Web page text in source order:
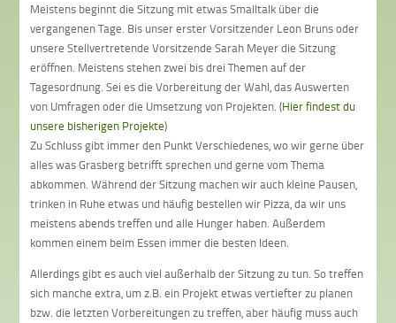
Meistens beginnt die Sitzung mit etwas Smalltalk über die
vergangenen Tage. Bis unser erster Vorsitzender Leon Bruns oder
unsere Stellvertretende Vorsitzende Sarah Meyer die Sitzung
eröffnen. Meistens stehen zwei bis drei Themen auf der
Tagesordnung. Sei es die Vorbereitung der Wahl, das Auswerten
von Umfragen oder die Umsetzung von Projekten. (Hier findest du
unsere bisherigen Projekte)
Zu Schluss gibt immer den Punkt Verschiedenes, wo wir gerne über
alles was Grasberg betrifft sprechen und gerne vom Thema
abkommen. Während der Sitzung machen wir auch kleine Pausen,
trinken in Ruhe etwas und häufig bestellen wir Pizza, da wir uns
meistens abends treffen und alle Hunger haben. Außerdem
kommen einem beim Essen immer die besten Ideen.
Allerdings gibt es auch viel außerhalb der Sitzung zu tun. So treffen
sich manche extra, um z.B. ein Projekt etwas vertiefter zu planen
bzw. die letzten Vorbereitungen zu treffen, aber häufig muss auch